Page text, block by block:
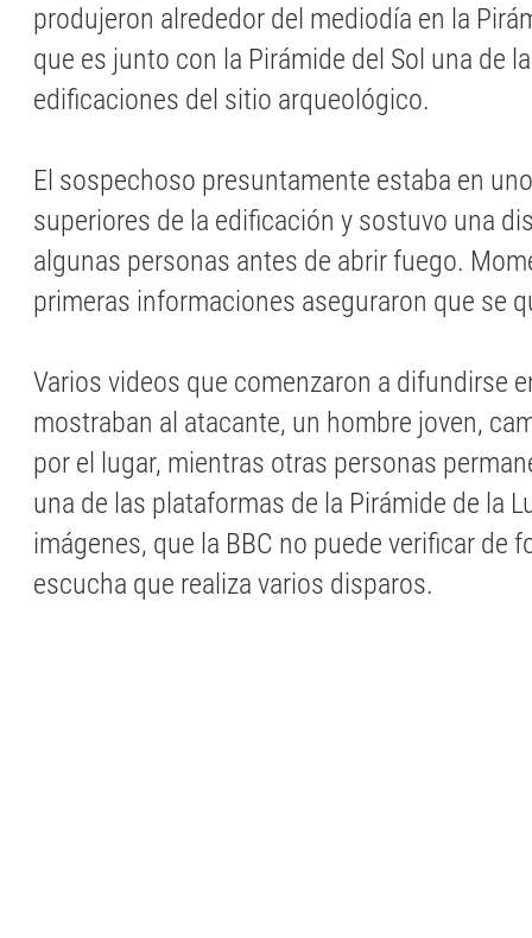
produjeron alrededor del mediodía en la
que es junto con la Pirámide del Sol una de
edificaciones del sitio arqueológico.
El sospechoso presuntamente estaba en
superiores de la edificación y sostuvo una
algunas personas antes de abrir fuego.
primeras informaciones aseguraron que se
Varios videos que comenzaron a difundirse
mostraban al atacante, un hombre joven,
por el lugar, mientras otras personas
una de las plataformas de la Pirámide de la
imágenes, que la BBC no puede verificar de
escucha que realiza varios disparos.